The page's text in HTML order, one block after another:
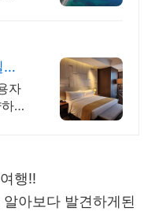
자
세
행!!
아보다 발견하게된